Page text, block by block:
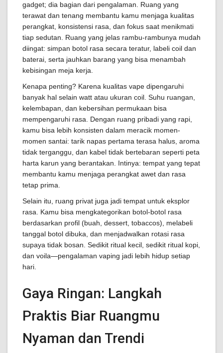
gadget; dia bagian dari pengalaman. Ruang yang
terawat dan tenang membantu kamu menjaga kualitas
perangkat, konsistensi rasa, dan fokus saat menikmati
tiap sedutan. Ruang yang jelas rambu-rambunya mudah
diingat: simpan botol rasa secara teratur, labeli coil dan
baterai, serta jauhkan barang yang bisa menambah
kebisingan meja kerja.
Kenapa penting? Karena kualitas vape dipengaruhi
banyak hal selain watt atau ukuran coil. Suhu ruangan,
kelembapan, dan kebersihan permukaan bisa
mempengaruhi rasa. Dengan ruang pribadi yang rapi,
kamu bisa lebih konsisten dalam meracik momen-
momen santai: tarik napas pertama terasa halus, aroma
tidak terganggu, dan kabel tidak bertebaran seperti peta
harta karun yang berantakan. Intinya: tempat yang tepat
membantu kamu menjaga perangkat awet dan rasa
tetap prima.
Selain itu, ruang privat juga jadi tempat untuk eksplor
rasa. Kamu bisa mengkategorikan botol-botol rasa
berdasarkan profil (buah, dessert, tobaccos), melabeli
tanggal botol dibuka, dan menjadwalkan rotasi rasa
supaya tidak bosan. Sedikit ritual kecil, sedikit ritual kopi,
dan voila—pengalaman vaping jadi lebih hidup setiap
hari.
Gaya Ringan: Langkah
Praktis Biar Ruangmu
Nyaman dan Trendi